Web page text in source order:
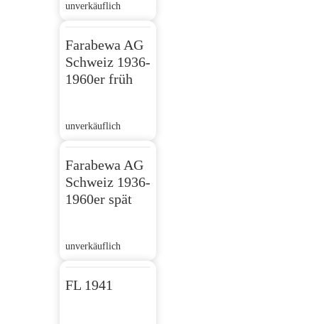
unverkäuflich
Farabewa AG
Schweiz 1936-
1960er früh
unverkäuflich
Farabewa AG
Schweiz 1936-
1960er spät
unverkäuflich
FL 1941